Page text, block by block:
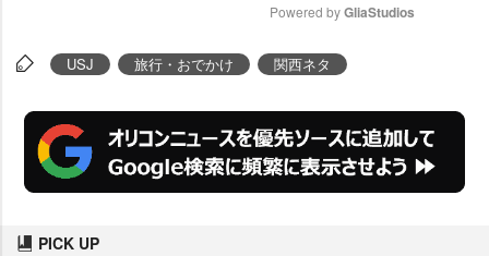
M
u
Powered by GliaStudios
USJ 旅行・おでかけ 関西ネタ
PICK UP